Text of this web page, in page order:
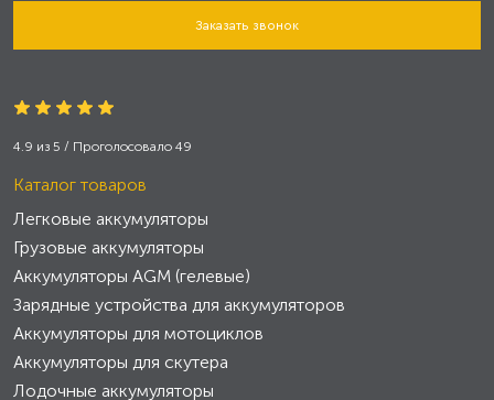
Заказать звонок
4.9 из 5 / Проголосовало 49
Каталог товаров
Легковые аккумуляторы
Грузовые аккумуляторы
Аккумуляторы AGM (гелевые)
Зарядные устройства для аккумуляторов
Аккумуляторы для мотоциклов
Аккумуляторы для скутера
Лодочные аккумуляторы